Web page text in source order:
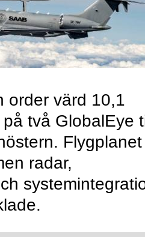
order värd 10,1
två GlobalEye
radar,